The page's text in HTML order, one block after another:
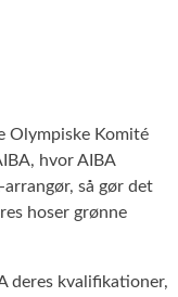
Olympiske Komité
hvor AIBA
så gør det
hoser grønne
deres kvalifikationer,